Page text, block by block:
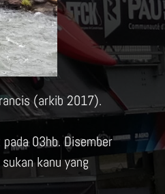
(arkib 2017).
03hb. Disember
kanu yang